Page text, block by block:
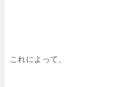
これによって、